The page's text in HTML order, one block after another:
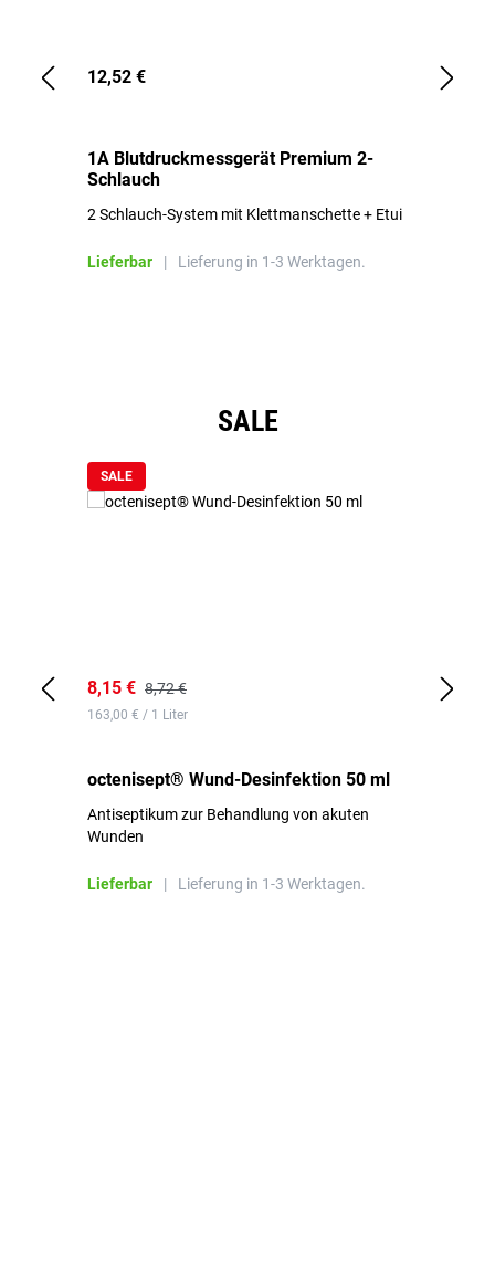
12,52 €
1A Blutdruckmessgerät Premium 2-
Schlauch
2 Schlauch-System mit Klettmanschette + Etui
Lieferbar | Lieferung in 1-3 Werktagen.
SALE
SALE
8,15 € 8,72 €
163,00 € / 1 Liter
octenisept® Wund-Desinfektion 50 ml
Antiseptikum zur Behandlung von akuten
Wunden
Lieferbar | Lieferung in 1-3 Werktagen.